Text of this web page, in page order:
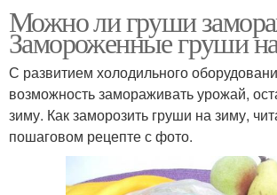
Можно ли груши
Замороженные груши
С развитием холодильного
возможность замораживать урожай,
зиму. Как заморозить груши на зиму,
пошаговом рецепте с фото.